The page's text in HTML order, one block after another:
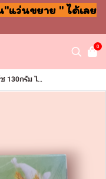
แว่นขยาย " ได้เลย
0
รัม ไรซ์ มิ้ว(แพ็ค3ก้อน)